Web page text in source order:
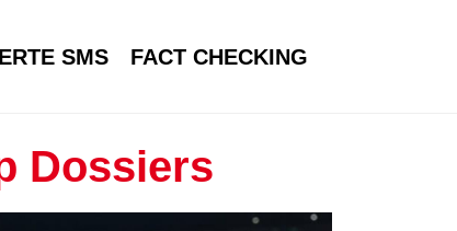
SMS FACT CHECKING
Dossiers